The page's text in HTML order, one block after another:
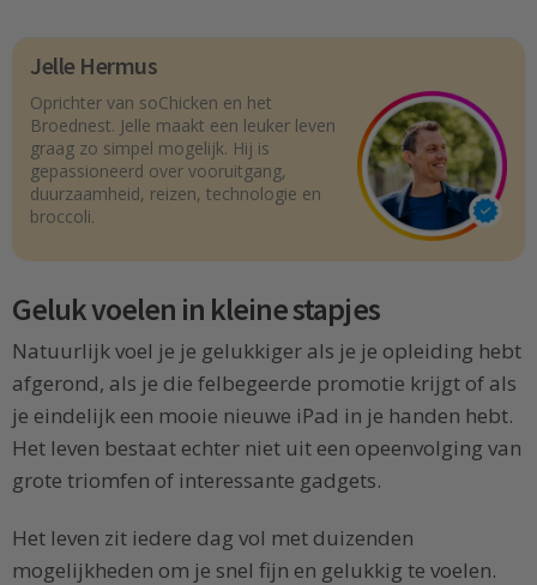
Jelle Hermus
Oprichter van soChicken en het
Broednest. Jelle maakt een leuker leven
graag zo simpel mogelijk. Hij is
gepassioneerd over vooruitgang,
duurzaamheid, reizen, technologie en
broccoli.
Geluk voelen in kleine stapjes
Natuurlijk voel je je gelukkiger als je je opleiding hebt
afgerond, als je die felbegeerde promotie krijgt of als
je eindelijk een mooie nieuwe iPad in je handen hebt.
Het leven bestaat echter niet uit een opeenvolging van
grote triomfen of interessante gadgets.
Het leven zit iedere dag vol met duizenden
mogelijkheden om je snel fijn en gelukkig te voelen.